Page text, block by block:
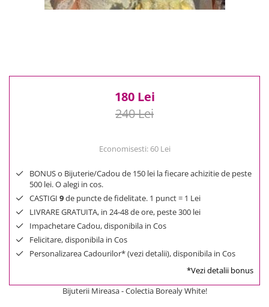
300 Lei - 500 Lei
180 Lei
240 Lei
Economisesti: 60 Lei
BONUS o Bijuterie/Cadou de 150 lei la fiecare achizitie de peste
500 lei. O alegi in cos.
CASTIGI 9de puncte de fidelitate. 1 punct = 1 Lei
LIVRARE GRATUITA, in 24-48 de ore, peste 300 lei
Impachetare Cadou, disponibila in Cos
Felicitare, disponibila in Cos
Personalizarea Cadourilor* (vezi detalii), disponibila in Cos
*Vezi detalii bonus
Bijuterii Mireasa - Colectia Borealy White!